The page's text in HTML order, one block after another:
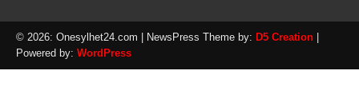
© 2026: Onesylhet24.com | NewsPress Theme by: D5 Creation
Powered by: WordPress